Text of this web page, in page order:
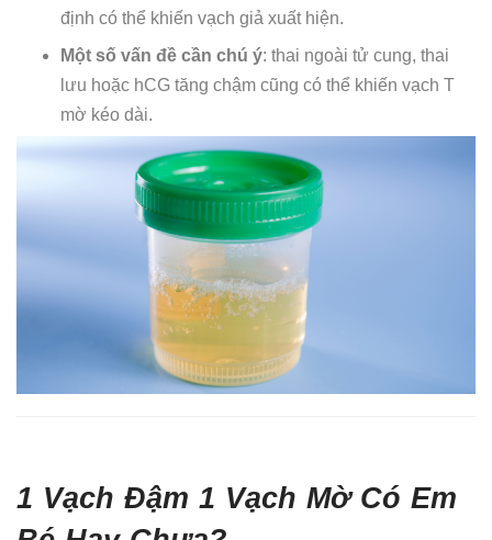
định có thể khiến vạch giả xuất hiện.
Một số vấn đề cần chú ý: thai ngoài tử cung, thai
lưu hoặc hCG tăng chậm cũng có thể khiến vạch T
mờ kéo dài.
1 Vạch Đậm 1 Vạch Mờ Có Em